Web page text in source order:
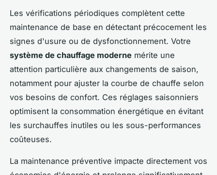
Les vérifications périodiques complètent cette
maintenance de base en détectant précocement les
signes d'usure ou de dysfonctionnement. Votre
système de chauffage moderne mérite une
attention particulière aux changements de saison,
notamment pour ajuster la courbe de chauffe selon
vos besoins de confort. Ces réglages saisonniers
optimisent la consommation énergétique en évitant
les surchauffes inutiles ou les sous-performances
coûteuses.
La maintenance préventive impacte directement vos